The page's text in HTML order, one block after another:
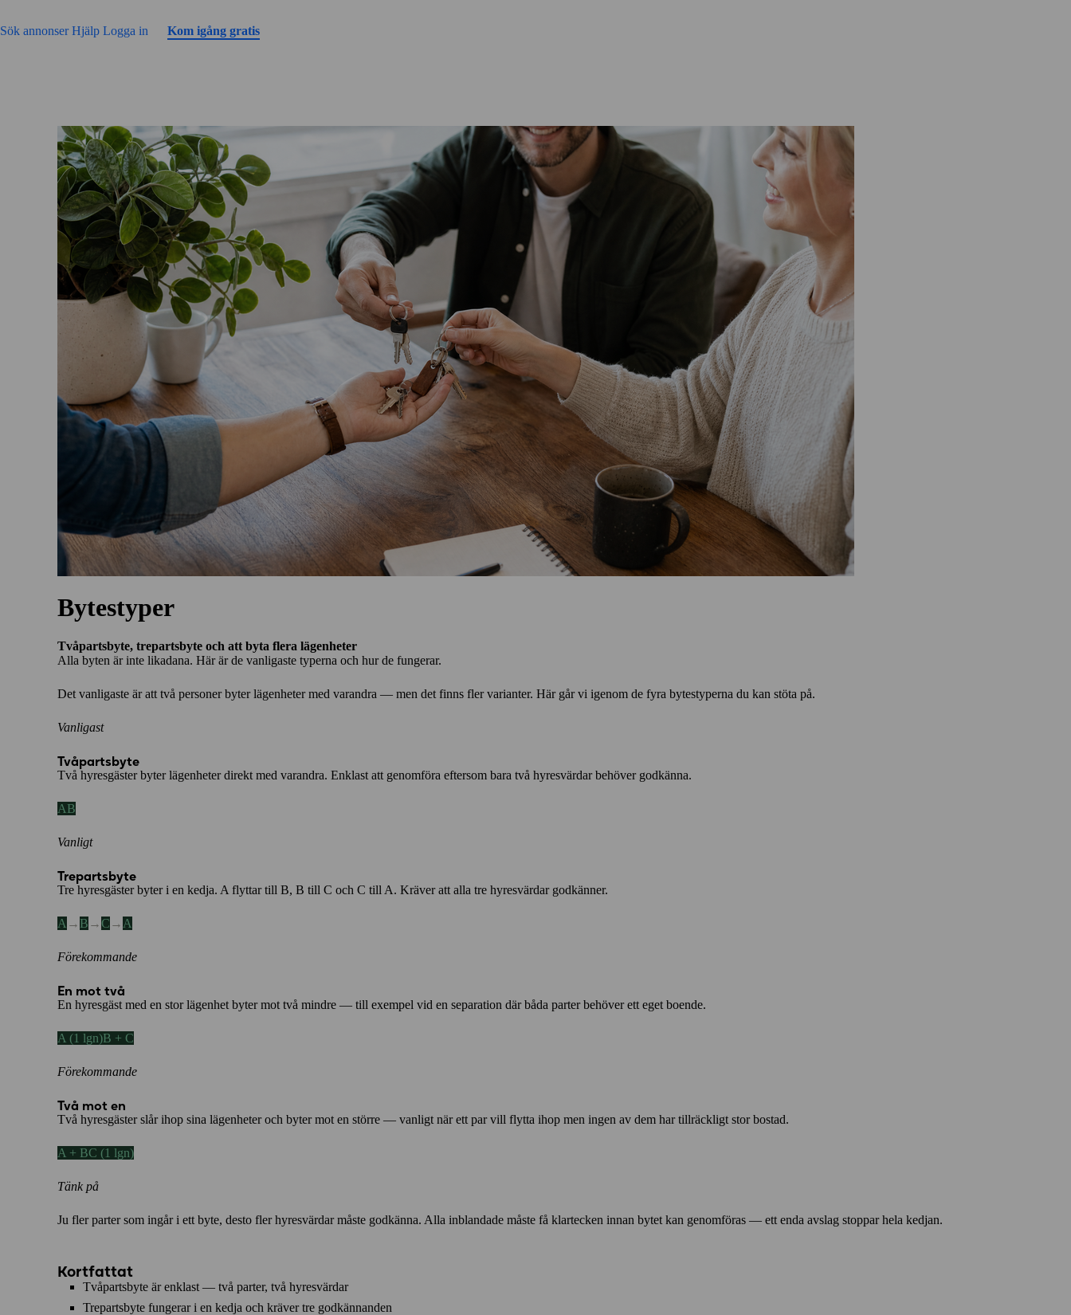
Sök annonserHjälp Logga in Kom igång gratis
Bytestyper
Tvåpartsbyte, trepartsbyte och att byta flera lägenheter
Alla byten är inte likadana. Här är de vanligaste typerna och hur de fungerar.
Det vanligaste är att två personer byter lägenheter med varandra — men det finns fler varianter. Här går vi igenom de fyra bytestyperna du kan stöta på.
Vanligast
Tvåpartsbyte
Två hyresgäster byter lägenheter direkt med varandra. Enklast att genomföra eftersom bara två hyresvärdar behöver godkänna.
AB
Vanligt
Trepartsbyte
Tre hyresgäster byter i en kedja. A flyttar till B, B till C och C till A. Kräver att alla tre hyresvärdar godkänner.
A → B →C → A
Förekommande
En mot två
En hyresgäst med en stor lägenhet byter mot två mindre — till exempel vid en separation där båda parter behöver ett eget boende.
A (1 lgn)B + C
Förekommande
Två mot en
Två hyresgäster slår ihop sina lägenheter och byter mot en större — vanligt när ett par vill flytta ihop men ingen av dem har tillräckligt stor bostad.
A + BC (1 lgn)
Tänk på
Ju fler parter som ingår i ett byte, desto fler hyresvärdar måste godkänna. Alla inblandade måste få klartecken innan bytet kan genomföras — ett enda avslag stoppar hela kedjan.
Kortfattat
Tvåpartsbyte är enklast — två parter, två hyresvärdar
Trepartsbyte fungerar i en kedja och kräver tre godkännanden